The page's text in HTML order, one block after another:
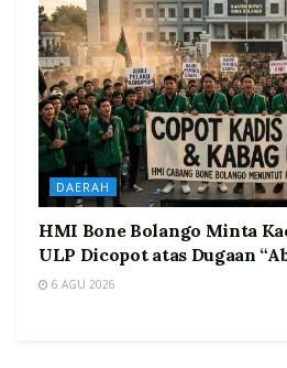
DAERAH
HMI Bone Bolango Minta
ULP Dicopot atas Dugaan
6 AGU 2026